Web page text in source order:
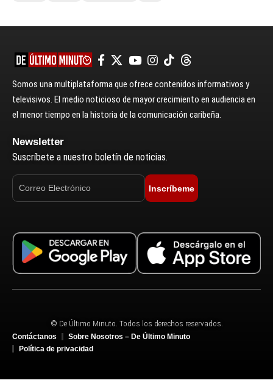
Somos una multiplataforma que ofrece contenidos informativos y
televisivos. El medio noticioso de mayor crecimiento en audiencia en
el menor tiempo en la historia de la comunicación caribeña.
Newsletter
Suscríbete a nuestro boletín de noticias.
Inscríbeme
© De Último Minuto. Todos los derechos reservados.
Contáctanos
Sobre Nosotros – De Último Minuto
Política de privacidad